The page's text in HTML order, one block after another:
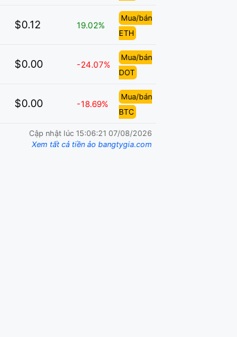
$0.12 19.02%
Mua/bán
ETH
$0.00 -24.07%
Mua/bán
DOT
$0.00 -18.69%
Mua/bán
BTC
Cập nhật lúc 15:06:21 07/08/2026
Xem tất cả tiền ảo bangtygia.com